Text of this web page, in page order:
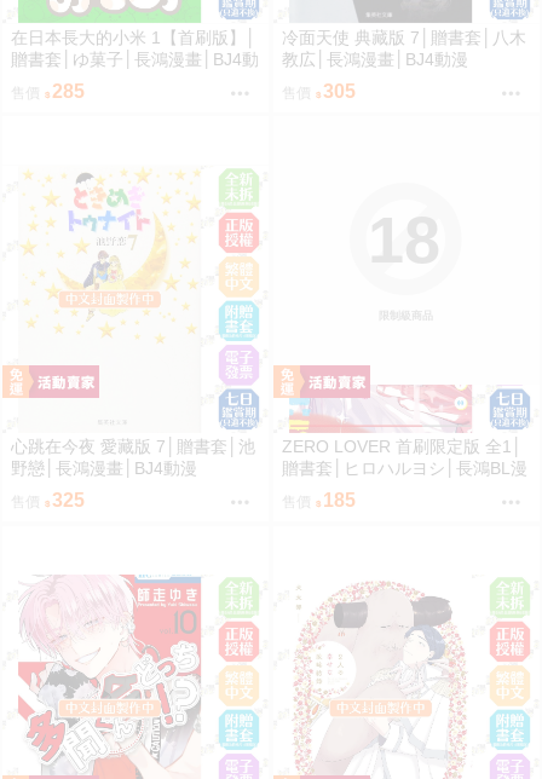
在日本長大的小米 1【首刷版】│
贈書套│ゆ菓子│長鴻漫畫│BJ4動
售價 285
冷面天使 典藏版 7│贈書套│八木
教広│長鴻漫畫│BJ4動漫
售價 305
心跳在今夜 愛藏版 7│贈書套│池
野戀│長鴻漫畫│BJ4動漫
售價 325
限制級商品
18
ZERO LOVER 首刷限定版 全1│
贈書套│ヒロハルヨシ│長鴻BL漫
畫│BJ4動漫
售價 185